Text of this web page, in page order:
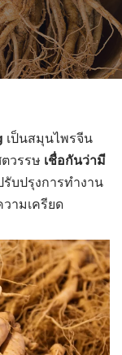
เป็นสมุนไพรจีน
วรรษ เชื่อกันว่ามี
รับปรุงการทำงาน
ามเครียด